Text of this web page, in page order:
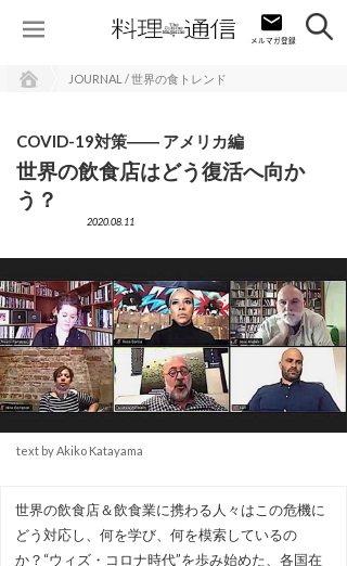
JOURNAL / 世界の食トレンド
COVID-19対策―― アメリカ編
世界の飲食店はどう復活へ向か
う？
2020.08.11
text by Akiko Katayama
世界の飲食店＆飲食業に携わる人々はこの危機に
どう対応し、何を学び、何を模索しているの
か？“ウィズ・コロナ時代”を歩み始めた、各国在